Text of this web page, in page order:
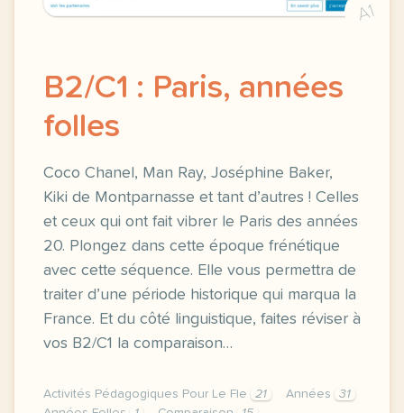
A1
B2/C1 : Paris, années
folles
Coco Chanel, Man Ray, Joséphine Baker,
Kiki de Montparnasse et tant d’autres ! Celles
et ceux qui ont fait vibrer le Paris des années
20. Plongez dans cette époque frénétique
avec cette séquence. Elle vous permettra de
traiter d’une période historique qui marqua la
France. Et du côté linguistique, faites réviser à
vos B2/C1 la comparaison…
Activités Pédagogiques Pour Le Fle 21 Années
31